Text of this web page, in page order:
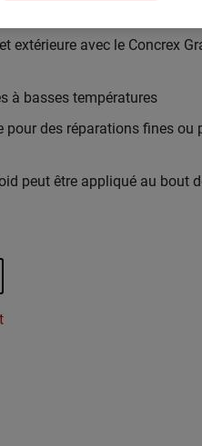
extérieure avec le Concrex
à basses températures
pour des réparations fines ou
peut être appliqué au bout